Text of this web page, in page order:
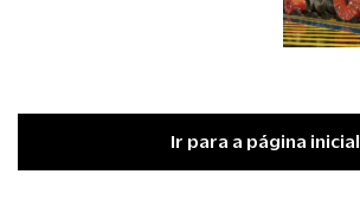
Ir para a página inicial